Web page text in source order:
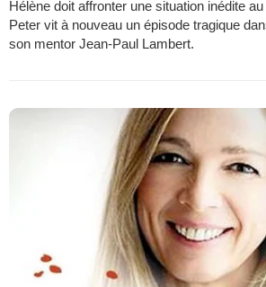
Hélène doit affronter une situation inédite
Peter vit à nouveau un épisode tragique
son mentor Jean-Paul Lambert.